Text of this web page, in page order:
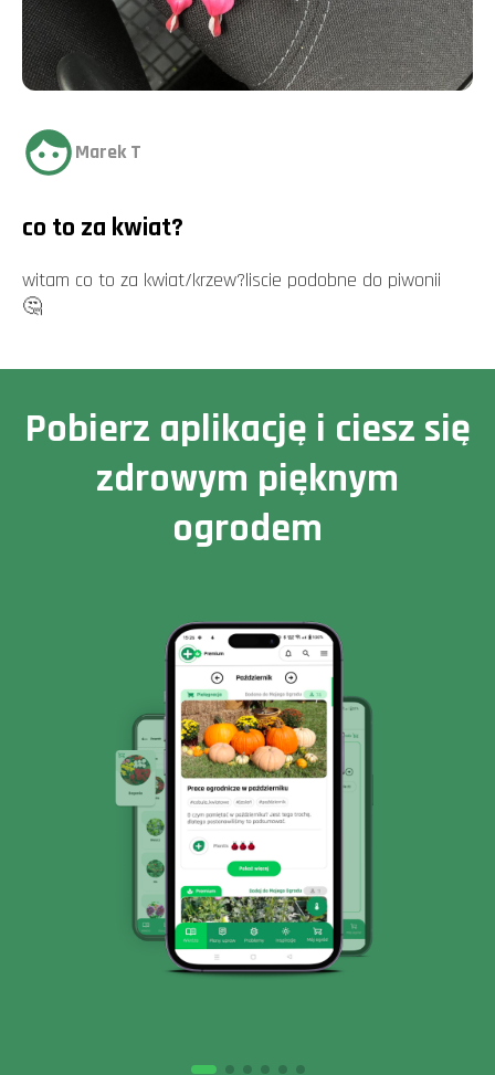
Marek T
co to za kwiat?
witam co to za kwiat/krzew?liscie podobne do piwonii
🤔
Pobierz aplikację i ciesz się
zdrowym pięknym
ogrodem